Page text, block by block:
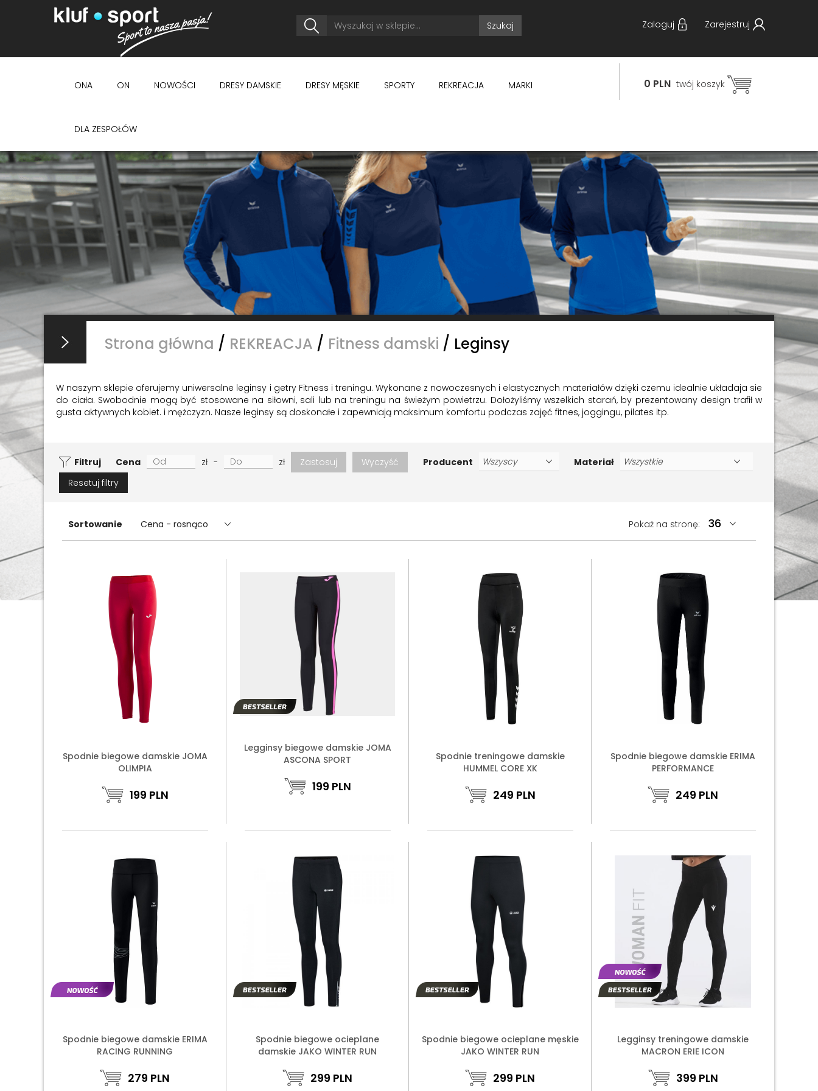
Szukaj Zaloguj Zarejestruj
ONA ON NOWOŚCI DRESY DAMSKIE DRESY MĘSKIE SPORTY REKREACJA MARKI
DLA ZESPOŁÓW
0 PLN twój koszyk
Strona główna / REKREACJA / Fitness damski / Leginsy
W naszym sklepie oferujemy uniwersalne leginsy i getry Fitness i treningu. Wykonane z nowoczesnych i elastycznych materiałów dzięki czemu idealnie układaja sie
do ciała. Swobodnie mogą być stosowane na siłowni, sali lub na treningu na świeżym powietrzu. Dołożyliśmy wszelkich starań, by prezentowany design trafił w
gusta aktywnych kobiet. i mężczyzn. Nasze leginsy są doskonałe i zapewniają maksimum komfortu podczas zajęć fitnes, joggingu, pilates itp.
Filtruj Cena zł - zł Zastosuj Wyczyść Producent
Materiał
Resetuj filtry
Sortowanie Cena - rosnąco Pokaż na stronę:
Spodnie biegowe damskie JOMA
OLIMPIA
199 PLN
Legginsy biegowe damskie JOMA
ASCONA SPORT
199 PLN
Spodnie treningowe damskie
HUMMEL CORE XK
249 PLN
Spodnie biegowe damskie ERIMA
PERFORMANCE
249 PLN
Spodnie biegowe damskie ERIMA
RACING RUNNING
279 PLN
Spodnie biegowe ocieplane
damskie JAKO WINTER RUN
299 PLN
Spodnie biegowe ocieplane męskie
JAKO WINTER RUN
299 PLN
Legginsy treningowe damskie
MACRON ERIE ICON
399 PLN